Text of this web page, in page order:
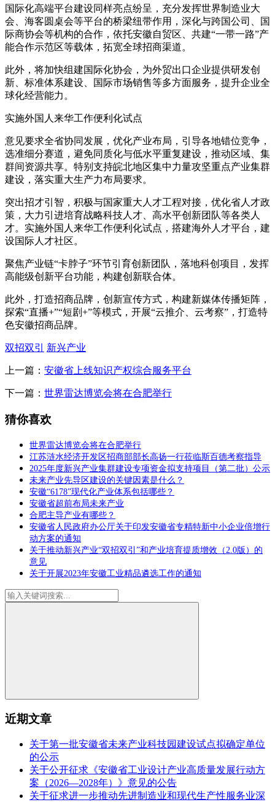
国际化高端平台建设同样亮点纷呈，充分发挥世界制造业大
会、海客圆桌会等平台的桥梁纽带作用，深化与跨国公司、国
际商协会等机构的合作，依托安徽自贸区、共建“一带一路”产
能合作示范区等载体，拓宽全球招商渠道。
此外，将加快组建国际化协会，为外贸出口企业提供研发创
新、标准体系建设、国际市场销售等多方面服务，提升企业全
球化经营能力。
实施外国人来华工作便利化试点
意见要求全省协同发展，优化产业布局，引导各地错位竞争，
选准细分赛道，避免同质化与低水平重复建设，推动区域、集
群间资源共享。特别支持皖北地区集中力量攻坚重点产业集群
建设，落实重大生产力布局要求。
突出招才引智，积极与国家重大人才工程对接，优化省人才政
策，大力引进培育战略科技人才、高水平创新团队等各类人
才。实施外国人来华工作便利化试点，搭建海外人才平台，建
设国际人才社区。
聚焦产业链“卡脖子”环节引育创新团队，落地科创项目，发挥
高能级创新平台功能，构建创新联合体。
此外，打造招商品牌，创新宣传方式，构建新媒体传播矩阵，
探索“直播+”“短剧+”等模式，开展“云推介、云考察”，打造特
色安徽招商品牌。
双招双引 新兴产业
上一篇： 安徽省上线知识产权综合服务平台
下一篇： 世界雷达博览会将在合肥举行
猜你喜欢
世界雷达博览会将在合肥举行
江苏涟水经济开发区招商部部长高扬一行莅临斯百德考察指导
2025年度新兴产业集群建设专项资金拟支持项目（第二批）公示
未来产业先导区建设的关键因素是什么？
安徽“6178”现代化产业体系包括哪些？
安徽省超前布局未来产业
合肥主导产业有哪些？
安徽省人民政府办公厅关于印发安徽省专精特新中小企业倍增行
动方案的通知
关于推动新兴产业“双招双引”和产业培育提质增效（2.0版）的
意见
关于开展2023年安徽工业精品遴选工作的通知
近期文章
关于第一批安徽省未来产业科技园建设试点拟确定单位
的公示
关于公开征求《安徽省工业设计产业高质量发展行动方
案（2026—2028年）》意见的公告
关于征求进一步推动先进制造业和现代生产性服务业深